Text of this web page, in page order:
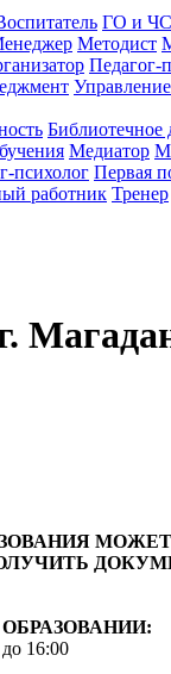
ГО и ЧС
Методист
Педагог-
Библиотечное
Медиатор
психолог Первая
работник Тренер
16:00